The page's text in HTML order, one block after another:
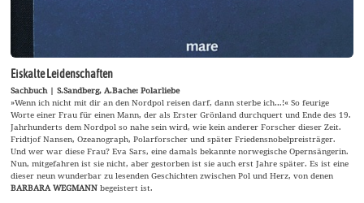
Eiskalte Leidenschaften
Sachbuch | S.Sandberg, A.Bache: Polarliebe
»Wenn ich nicht mit dir an den Nordpol reisen darf, dann sterbe ich…!« So feurige
Worte einer Frau für einen Mann, der als Erster Grönland durchquert und Ende des 19.
Jahrhunderts dem Nordpol so nahe sein wird, wie kein anderer Forscher dieser Zeit.
Fridtjof Nansen, Ozeanograph, Polarforscher und später Friedensnobelpreisträger.
Und wer war diese Frau? Eva Sars, eine damals bekannte norwegische Opernsängerin.
Nun, mitgefahren ist sie nicht, aber gestorben ist sie auch erst Jahre später. Es ist eine
dieser neun wunderbar zu lesenden Geschichten zwischen Pol und Herz, von denen
BARBARA WEGMANNbegeistert ist.